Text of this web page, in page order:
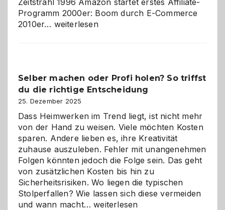
Programm 2000er: Boom durch E-Commerce
2010er… Affiliate-
Herausforderungen
und
Zukunft
weiterlesen
Selber machen oder Profi holen? So triffst
du die richtige Entscheidung
25. Dezember 2025
Dass Heimwerken im Trend liegt, ist nicht mehr
von der Hand zu weisen. Viele möchten Kosten
sparen. Andere lieben es, ihre Kreativität
zuhause auszuleben. Fehler mit unangenehmen
Folgen könnten jedoch die Folge sein. Das geht
von zusätzlichen Kosten bis hin zu
Sicherheitsrisiken. Wo liegen die typischen
Stolperfallen? Wie lassen sich diese vermeiden
und wann macht…Selber
weiterlesen